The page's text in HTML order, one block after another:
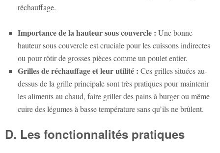
réchauffage.
Importance de la hauteur sous couvercle : Une bonne
hauteur sous couvercle est cruciale pour les cuissons indirectes
ou pour rôtir de grosses pièces comme un poulet entier.
Grilles de réchauffage et leur utilité : Ces grilles situées au-
dessus de la grille principale sont très pratiques pour maintenir
les aliments au chaud, faire griller des pains à burger ou même
cuire des légumes à basse température sans qu’ils ne brûlent.
D. Les fonctionnalités pratiques